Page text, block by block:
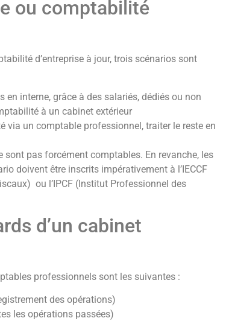
ou comptabilité
d’entreprise à jour, trois scénarios sont
en interne, grâce à des salariés, dédiés ou non
à un cabinet extérieur
via un comptable professionnel, traiter le reste en
sont pas forcément comptables. En revanche, les
doivent être inscrits impérativement à l’IECCF
ou l’IPCF (Institut Professionnel des
d’un cabinet
professionnels sont les suivantes :
des opérations)
les opérations passées)